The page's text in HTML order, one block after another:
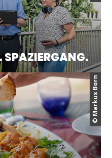
© Markus Born